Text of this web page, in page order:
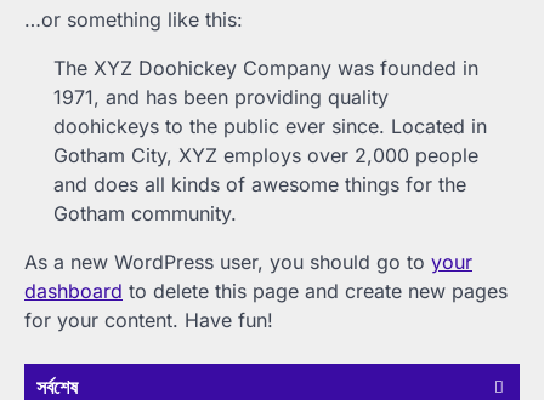
…or something like this:
The XYZ Doohickey Company was founded in
1971, and has been providing quality
doohickeys to the public ever since. Located in
Gotham City, XYZ employs over 2,000 people
and does all kinds of awesome things for the
Gotham community.
As a new WordPress user, you should go to your
dashboard to delete this page and create new pages
for your content. Have fun!
সর্বশেষ